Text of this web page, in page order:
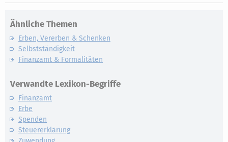
Ähnliche Themen
Erben, Vererben & Schenken
Selbstständigkeit
Finanzamt & Formalitäten
Verwandte Lexikon-Begriffe
Finanzamt
Erbe
Spenden
Steuererklärung